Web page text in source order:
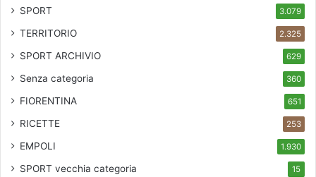
SPORT 3.079
TERRITORIO 2.325
SPORT ARCHIVIO 629
Senza categoria 360
FIORENTINA 651
RICETTE 253
EMPOLI 1.930
SPORT vecchia categoria 15